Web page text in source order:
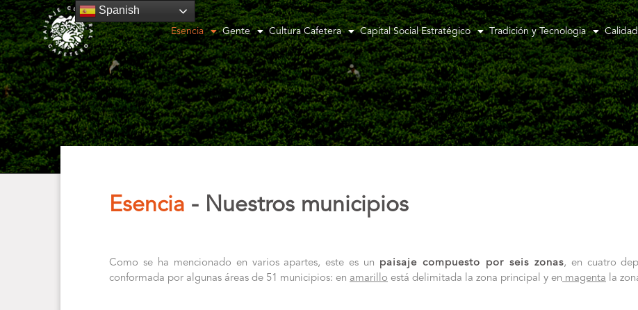
Esencia Gente Cultura Cafetera Capital Social Estratégico Tradición y Tecnologia Calidad
Esencia - Nuestros municipios
Como se ha mencionado en varios apartes, este es un paisaje compuesto por seis zonas, en cuatro
conformada por algunas áreas de 51 municipios: en amarillo está delimitada la zona principal y en magenta la
Spanish